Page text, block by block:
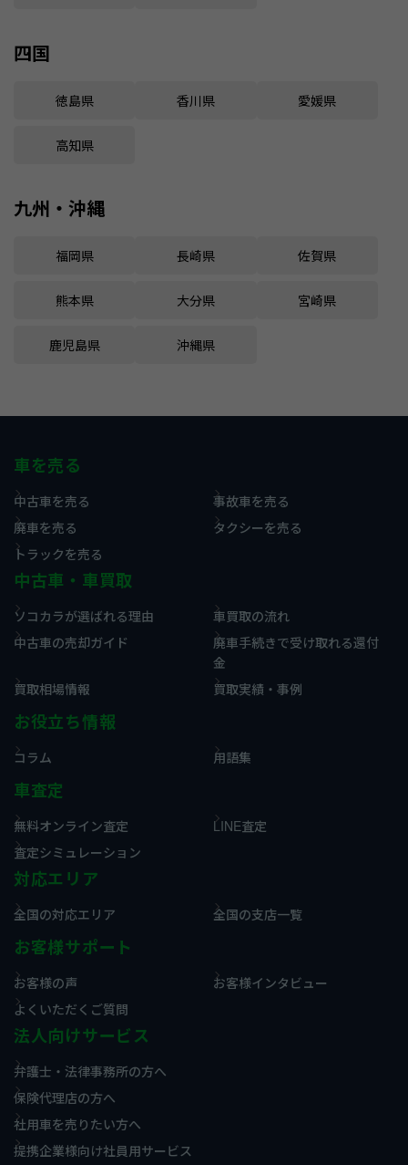
四国
徳島県 香川県 愛媛県
高知県
九州・沖縄
福岡県 長崎県 佐賀県
熊本県 大分県 宮崎県
鹿児島県 沖縄県
車を売る
中古車を売る
事故車を売る
廃車を売る
タクシーを売る
トラックを売る
中古車・車買取
ソコカラが選ばれる理由
車買取の流れ
中古車の売却ガイド
廃車手続きで受け取れる還付
金
買取相場情報
買取実績・事例
お役立ち情報
コラム 用語集
車査定
無料オンライン査定
LINE査定
査定シミュレーション
対応エリア
全国の対応エリア 全国の支店一覧
お客様サポート
お客様の声
お客様インタビュー
よくいただくご質問
法人向けサービス
弁護士・法律事務所の方へ
保険代理店の方へ
社用車を売りたい方へ
提携企業様向け社員用サービス